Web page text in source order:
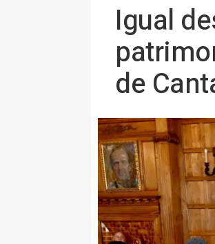
Igual
de